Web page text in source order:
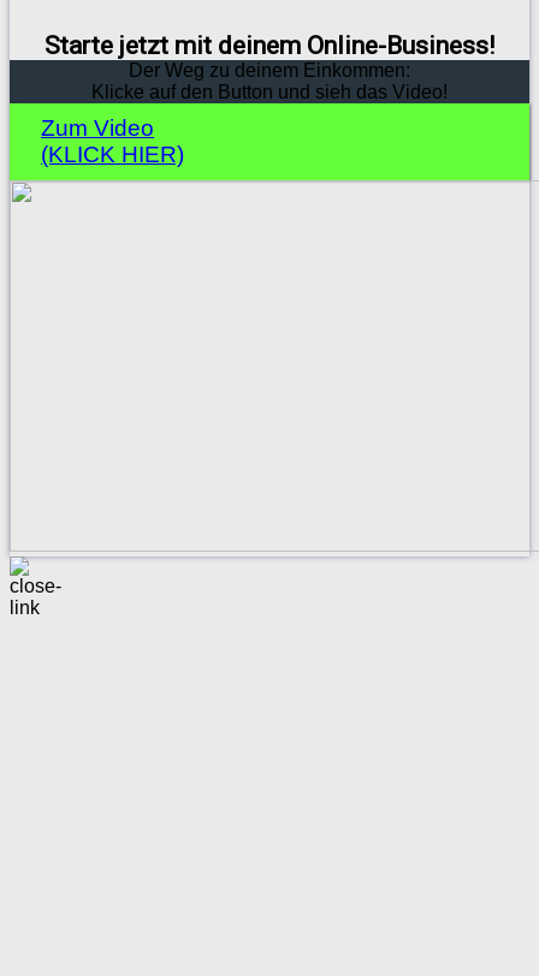
Starte jetzt mit deinem Online-Business!
Der Weg zu deinem Einkommen:
Klicke auf den Button und sieh das Video!
Zum Video
(KLICK HIER)